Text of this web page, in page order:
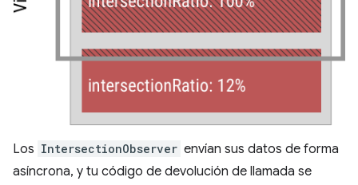
Los IntersectionObserver envían sus datos de forma
asíncrona, y tu código de devolución de llamada se